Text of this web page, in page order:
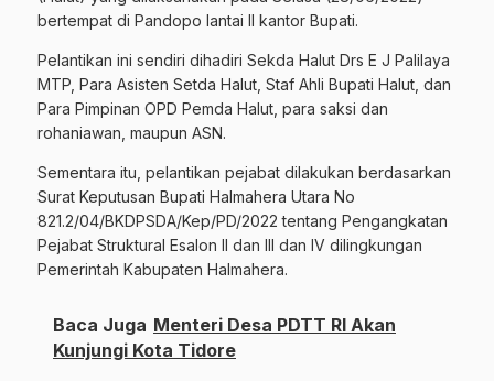
bertempat di Pandopo lantai II kantor Bupati.
Pelantikan ini sendiri dihadiri Sekda Halut Drs E J Palilaya
MTP, Para Asisten Setda Halut, Staf Ahli Bupati Halut, dan
Para Pimpinan OPD Pemda Halut, para saksi dan
rohaniawan, maupun ASN.
Sementara itu, pelantikan pejabat dilakukan berdasarkan
Surat Keputusan Bupati Halmahera Utara No
821.2/04/BKDPSDA/Kep/PD/2022 tentang Pengangkatan
Pejabat Struktural Esalon II dan III dan IV dilingkungan
Pemerintah Kabupaten Halmahera.
Baca Juga Menteri Desa PDTT RI Akan
Kunjungi Kota Tidore